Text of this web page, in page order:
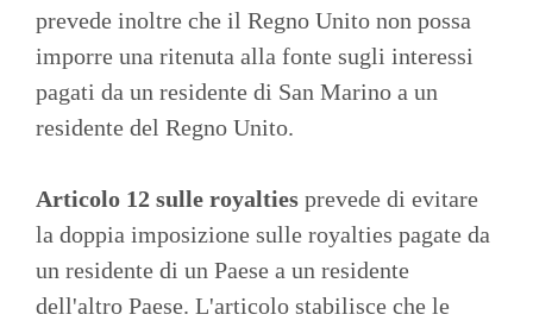
prevede inoltre che il Regno Unito non possa
imporre una ritenuta alla fonte sugli interessi
pagati da un residente di San Marino a un
residente del Regno Unito.
Articolo 12 sulle royalties prevede di evitare
la doppia imposizione sulle royalties pagate da
un residente di un Paese a un residente
dell'altro Paese. L'articolo stabilisce che le